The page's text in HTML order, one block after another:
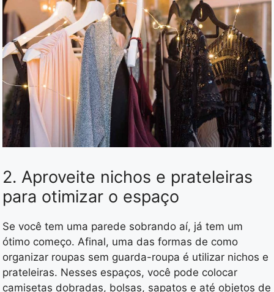
2. Aproveite nichos e prateleiras
para otimizar o espaço
Se você tem uma parede sobrando aí, já tem um
ótimo começo. Afinal, uma das formas de como
organizar roupas sem guarda-roupa é utilizar nichos e
prateleiras. Nesses espaços, você pode colocar
camisetas dobradas, bolsas, sapatos e até objetos de